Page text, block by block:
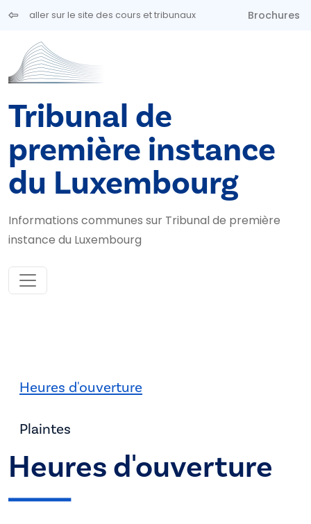
Aller au contenu principal
aller sur le site des cours et tribunaux Brochures
Tribunal de
première instance
du Luxembourg
Informations communes sur Tribunal de première
instance du Luxembourg
Heures d'ouverture
Plaintes
Heures d'ouverture